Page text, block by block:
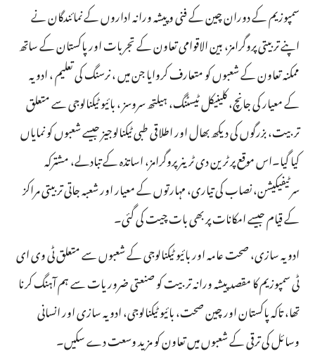
سمپوزیم کے دوران چین کے فنی و پیشہ ورانہ اداروں کے نمائندگان نے
اپنے تربیتی پروگرامز، بین الاقوامی تعاون کے تجربات اور پاکستان کے ساتھ
ممکنہ تعاون کے شعبوں کو متعارف کروایا جن میں ، نرسنگ کی تعلیم ، ادویہ
کے معیار کی جانچ، کلینیکل ٹیسٹنگ، ہیلتھ سروسز ، بائیو ٹیکنالوجی سے متعلق
تربیت، بزرگوں کی دیکھ بھال اور اطلاقی طبی ٹیکنالوجیز جیسے شعبوں کو نمایاں
کیا گیا۔اس موقع پر ٹرین دی ٹرینر پروگرامز، اساتذہ کے تبادلے، مشترکہ
سرٹیفیکیشن، نصاب کی تیاری، مہارتوں کے معیار اور شعبہ جاتی تربیتی مراکز
کے قیام جیسے امکانات پر بھی بات چیت کی گئی۔
ادویہ سازی، صحت عامہ اور بائیو ٹیکنالوجی کے شعبوں سے متعلق ٹی وی ای
ٹی سمپوزیم کا مقصد پیشہ ورانہ تربیت کو صنعتی ضروریات سے ہم آہنگ کرنا
تھا، تاکہ پاکستان اور چین صحت، بائیو ٹیکنالوجی، ادویہ سازی اور انسانی
وسائل کی ترقی کے شعبوں میں تعاون کو مزید وسعت دے سکیں۔